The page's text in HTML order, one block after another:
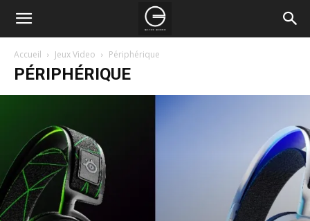
Accueil Jeux Video Périphérique
PÉRIPHÉRIQUE